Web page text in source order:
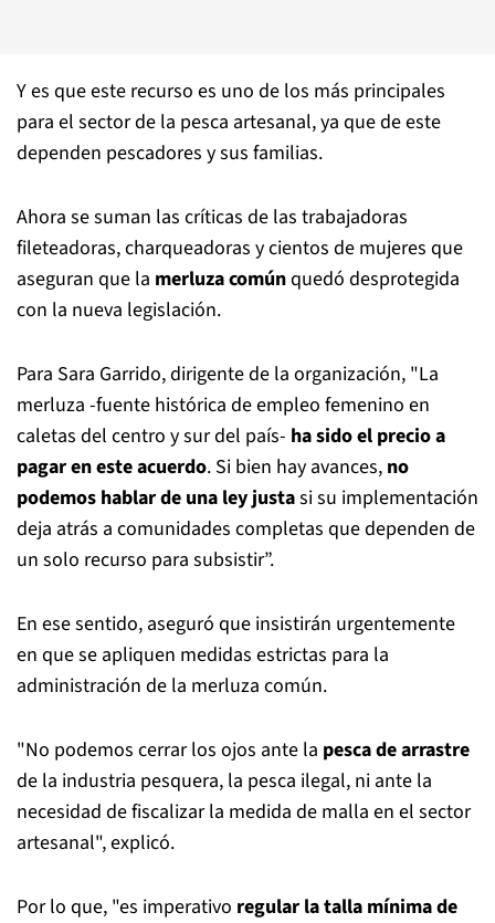
Y es que este recurso es uno de los más principales
para el sector de la pesca artesanal, ya que de este
dependen pescadores y sus familias.
Ahora se suman las críticas de las trabajadoras
fileteadoras, charqueadoras y cientos de mujeres que
aseguran que la merluza comúnquedó desprotegida
con la nueva legislación.
Para Sara Garrido, dirigente de la organización, "La
merluza -fuente histórica de empleo femenino en
caletas del centro y sur del país- ha sido el precio a
pagar en este acuerdo. Si bien hay avances, no
podemos hablar de una ley justasi su implementación
deja atrás a comunidades completas que dependen de
un solo recurso para subsistir”.
En ese sentido, aseguró que insistirán urgentemente
en que se apliquen medidas estrictas para la
administración de la merluza común.
"No podemos cerrar los ojos ante la pesca de arrastre
de la industria pesquera, la pesca ilegal, ni ante la
necesidad de fiscalizar la medida de malla en el sector
artesanal", explicó.
Por lo que, "es imperativo regular la talla mínima de